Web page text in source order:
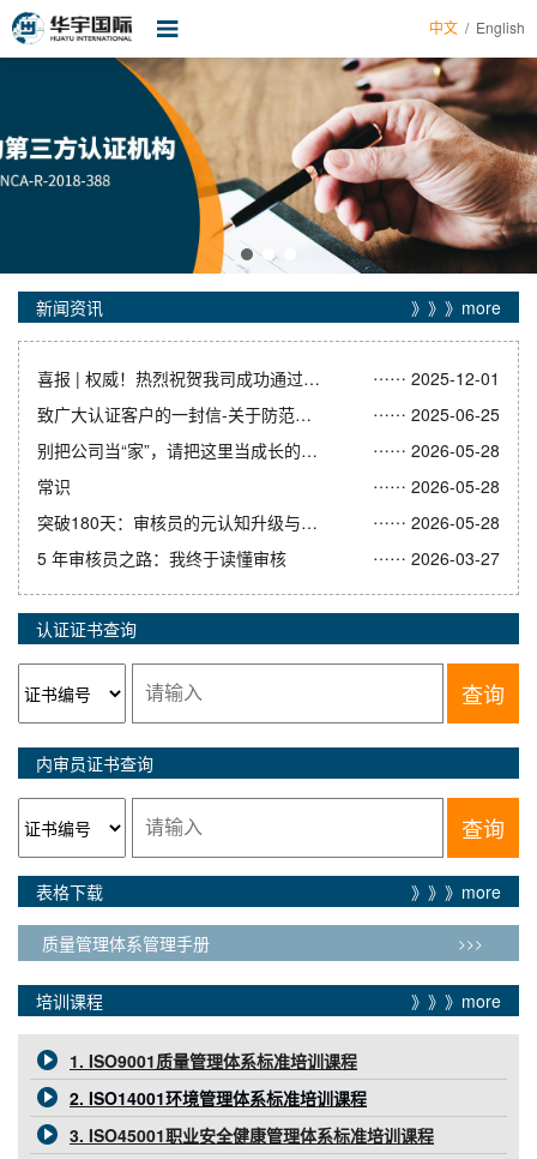
中文 / English
关于华宇
服务项目
新闻资讯
证书查询
培训课程
企业帮手
表格下载
新闻资讯 》》》more
…… 2025-12-01
喜报 | 权威！热烈祝贺我司成功通过CNAS认可
…… 2025-06-25
致广大认证客户的一封信-关于防范不良分子借认证之名误导客户付费的重要提醒
…… 2026-05-28
别把公司当“家”，请把这里当成长的战场
…… 2026-05-28
常识
…… 2026-05-28
突破180天：审核员的元认知升级与职业新路径
…… 2026-03-27
5 年审核员之路：我终于读懂审核
认证证书查询
查询
内审员证书查询
查询
表格下载 》》》more
>>>
质量管理体系管理手册
培训课程 》》》more
1. ISO9001质量管理体系标准培训课程
2. ISO14001环境管理体系标准培训课程
3. ISO45001职业安全健康管理体系标准培训课程